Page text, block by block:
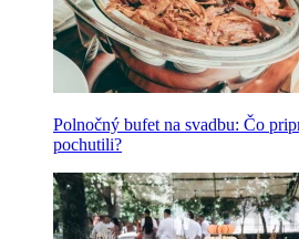
Polnočný bufet na svadbu: Čo
pochutili?